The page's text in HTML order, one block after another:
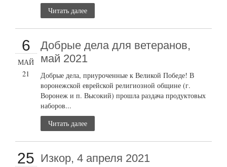
Читать далее
6
МАЙ
21
Добрые дела для ветеранов,
май 2021
Добрые дела, приуроченные к Великой Победе! В
воронежской еврейской религиозной общине (г.
Воронеж и п. Высокий) прошла раздача продуктовых
наборов...
Читать далее
25 Изкор, 4 апреля 2021